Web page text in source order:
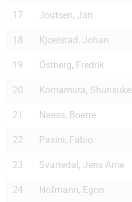
17 Joutsen, Jari
18 Kjoelstad, Johan
19 Östberg, Fredrik
20 Komamura, Shunsuke
21 Naess, Boerre
22 Pasini, Fabio
23 Svartedal, Jens Arne
24 Hofmann, Egon